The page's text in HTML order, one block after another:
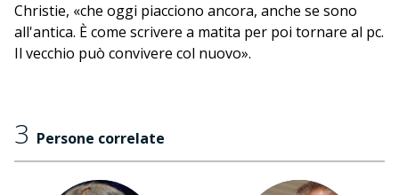
Christie, «che oggi piacciono ancora, anche se sono
all'antica. È come scrivere a matita per poi tornare al pc.
Il vecchio può convivere col nuovo».
3 Persone correlate